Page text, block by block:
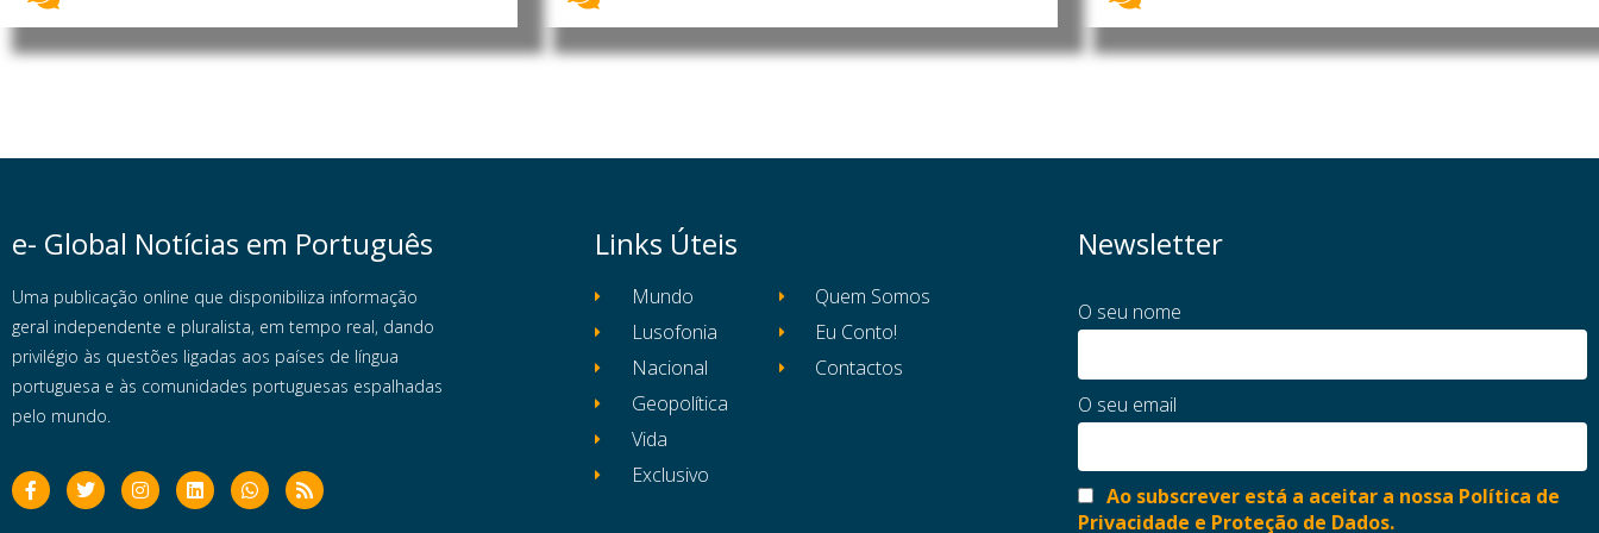
e- Global Notícias em Português
Uma publicação online que disponibiliza informação
geral independente e pluralista, em tempo real, dando
privilégio às questões ligadas aos países de língua
portuguesa e às comunidades portuguesas espalhadas
pelo mundo.
Links Úteis
Mundo
Lusofonia
Nacional
Geopolítica
Vida
Exclusivo
Quem Somos
Eu Conto!
Contactos
Newsletter
O seu nome
O seu email
Ao subscrever está a aceitar a nossa Política de
Privacidade e Proteção de Dados.